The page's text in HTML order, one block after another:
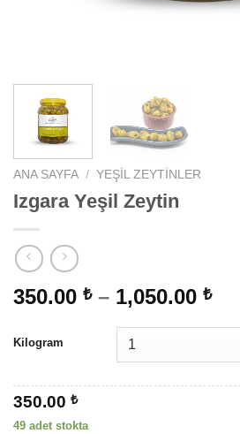
ANA SAYFA / YEŞIL ZEYTINLER
Izgara Yeşil Zeytin
350.00 ₺– 1,050.00 ₺
Kilogram
350.00 ₺
49 adet stokta